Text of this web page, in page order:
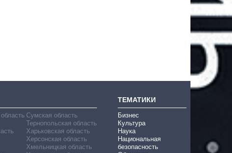
Сумская область
Тернопольская область
Харьковская область
Херсонская область
Хмельницкая область
ТЕМАТИКИ
Бизнес
Культура
Наука
Национальная
безопасность